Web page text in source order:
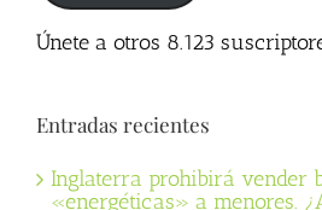
Únete a otros 8.123
Entradas recientes
Inglaterra prohibirá vender
«energéticas» a menores.